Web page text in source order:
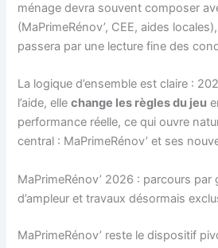
ménage devra souvent composer
(MaPrimeRénov’, CEE, aides
passera par une lecture fine des
La logique d’ensemble est claire :
l’aide, ellechange les règles du jeu
performance réelle, ce qui ouvre
central : MaPrimeRénov’ et ses
MaPrimeRénov’ 2026 : parcours
d’ampleur et travaux désormais
MaPrimeRénov’ reste le dispositif